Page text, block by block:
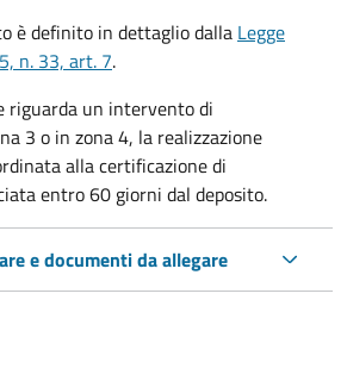
è definito in dettaglio dalla Legge
n. 33, art. 7.
riguarda un intervento di
3 o in zona 4, la realizzazione
alla certificazione di
entro 60 giorni dal deposito.
e documenti da allegare